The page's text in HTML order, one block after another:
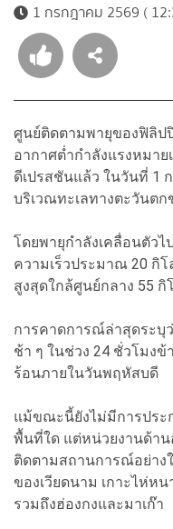
1 กรกฎาคม 2569 (
ศูนย์ติดตามพายุของฟิลิป
อากาศต่ำกำลังแรงหมาย
ดีเปรสชันแล้ว ในวันที่ 1
บริเวณทะเลทางตะวันต
โดยพายุกำลังเคลื่อนตัวไ
ความเร็วประมาณ 20 กิ
สูงสุดใกล้ศูนย์กลาง 55 กิ
การคาดการณ์ล่าสุดระบุ
ช้า ๆ ในช่วง 24 ชั่วโมง
ร้อนภายในวันพฤหัสบดี
แม้ขณะนี้ยังไม่มีการประ
พื้นที่ใด แต่หน่วยงานด้า
ติดตามสถานการณ์อย่าง
ของเวียดนาม เกาะไห่ห
รวมถึงฮ่องกงและมาเก๊า